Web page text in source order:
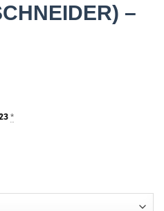
–
Preisspanne:
*